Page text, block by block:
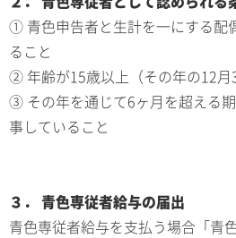
① 青色申告者と生計を一にする配
ること
② 年齢が15歳以上（その年の12月
③ その年を通じて6ヶ月を超える
事していること
３． 青色専従者給与の届出
青色専従者給与を支払う場合「青